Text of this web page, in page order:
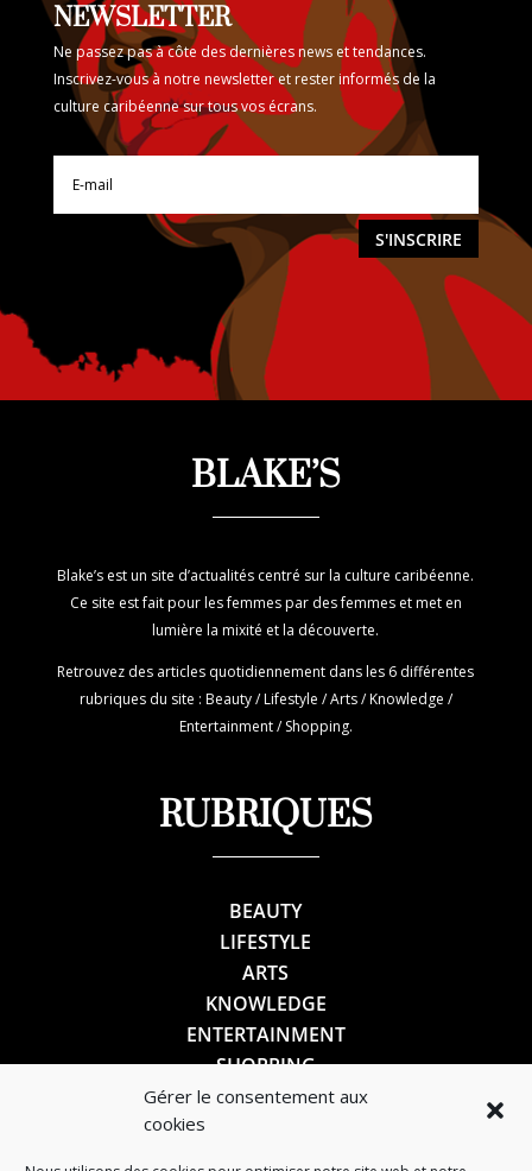
Gérer le consentement aux
cookies
NEWSLETTER
Ne passez pas à côte des dernières news et tendances.
Inscrivez-vous à notre newsletter et rester informés de la
culture caribéenne sur tous vos écrans.
S'INSCRIRE
BLAKE’S
Blake’s est un site d’actualités centré sur la culture caribéenne.
Ce site est fait pour les femmes par des femmes et met en
lumière la mixité et la découverte.
Retrouvez des articles quotidiennement dans les 6 différentes
rubriques du site : Beauty / Lifestyle / Arts / Knowledge /
Entertainment / Shopping.
RUBRIQUES
BEAUTY
LIFESTYLE
ARTS
KNOWLEDGE
ENTERTAINMENT
SHOPPING